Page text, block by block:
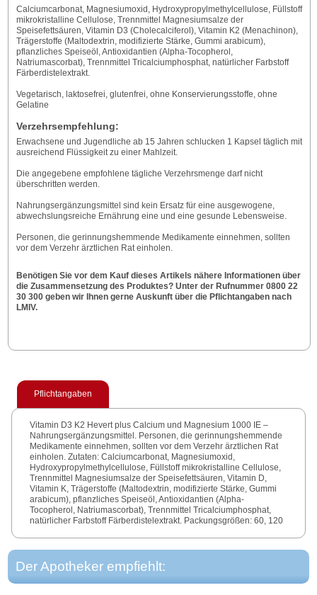
Calciumcarbonat, Magnesiumoxid, Hydroxypropylmethylcellulose, Füllstoff
mikrokristalline Cellulose, Trennmittel Magnesiumsalze der
Speisefettsäuren, Vitamin D3 (Cholecalciferol), Vitamin K2 (Menachinon),
Trägerstoffe (Maltodextrin, modifizierte Stärke, Gummi arabicum),
pflanzliches Speiseöl, Antioxidantien (Alpha-Tocopherol,
Natriumascorbat), Trennmittel Tricalciumphosphat, natürlicher Farbstoff
Färberdistelextrakt.
Vegetarisch, laktosefrei, glutenfrei, ohne Konservierungsstoffe, ohne
Gelatine
Verzehrsempfehlung:
Erwachsene und Jugendliche ab 15 Jahren schlucken 1 Kapsel täglich mit
ausreichend Flüssigkeit zu einer Mahlzeit.
Die angegebene empfohlene tägliche Verzehrsmenge darf nicht
überschritten werden.
Nahrungsergänzungsmittel sind kein Ersatz für eine ausgewogene,
abwechslungsreiche Ernährung eine und eine gesunde Lebensweise.
Personen, die gerinnungshemmende Medikamente einnehmen, sollten
vor dem Verzehr ärztlichen Rat einholen.
Benötigen Sie vor dem Kauf dieses Artikels nähere Informationen über
die Zusammensetzung des Produktes? Unter der Rufnummer 0800 22
30 300 geben wir Ihnen gerne Auskunft über die Pflichtangaben nach
LMIV.
Pflichtangaben
Vitamin D3 K2 Hevert plus Calcium und Magnesium 1000 IE –
Nahrungsergänzungsmittel. Personen, die gerinnungshemmende
Medikamente einnehmen, sollten vor dem Verzehr ärztlichen Rat
einholen. Zutaten: Calciumcarbonat, Magnesiumoxid,
Hydroxypropylmethylcellulose, Füllstoff mikrokristalline Cellulose,
Trennmittel Magnesiumsalze der Speisefettsäuren, Vitamin D,
Vitamin K, Trägerstoffe (Maltodextrin, modifizierte Stärke, Gummi
arabicum), pflanzliches Speiseöl, Antioxidantien (Alpha-
Tocopherol, Natriumascorbat), Trennmittel Tricalciumphosphat,
natürlicher Farbstoff Färberdistelextrakt. Packungsgrößen: 60, 120
Der Apotheker empfiehlt: